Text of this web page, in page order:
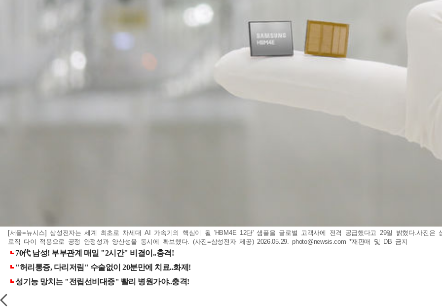
[서울=뉴시스] 삼성전자는 세계 최초로 차세대 AI 가속기의 핵심이 될 'HBM4E 12단' 샘플을 글로벌 고객사에 전격 공급했다고 29일 밝혔다.사진
로직 다이 적용으로 공정 안정성과 양산성을 동시에 확보했다. (사진=삼성전자 제공) 2026.05.29.photo@newsis.com *재판매 및 DB 금지